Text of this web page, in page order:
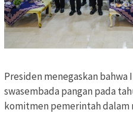
Presiden menegaskan
swasembada pangan pada
komitmen pemerintah